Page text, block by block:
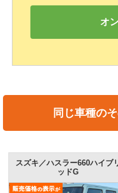
オ
同じ車種の
スズキ／ハスラー660ハイブ
ッドG